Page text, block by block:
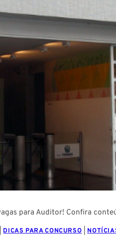
para Auditor! Confira
DICAS PARA CONCURSO